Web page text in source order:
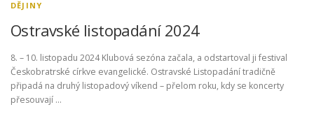
DĚJINY
Ostravské listopadání 2024
8. – 10. listopadu 2024 Klubová sezóna začala, a odstartoval ji festival
Českobratrské církve evangelické. Ostravské Listopadání tradičně
připadá na druhý listopadový víkend – přelom roku, kdy se koncerty
přesouvají …